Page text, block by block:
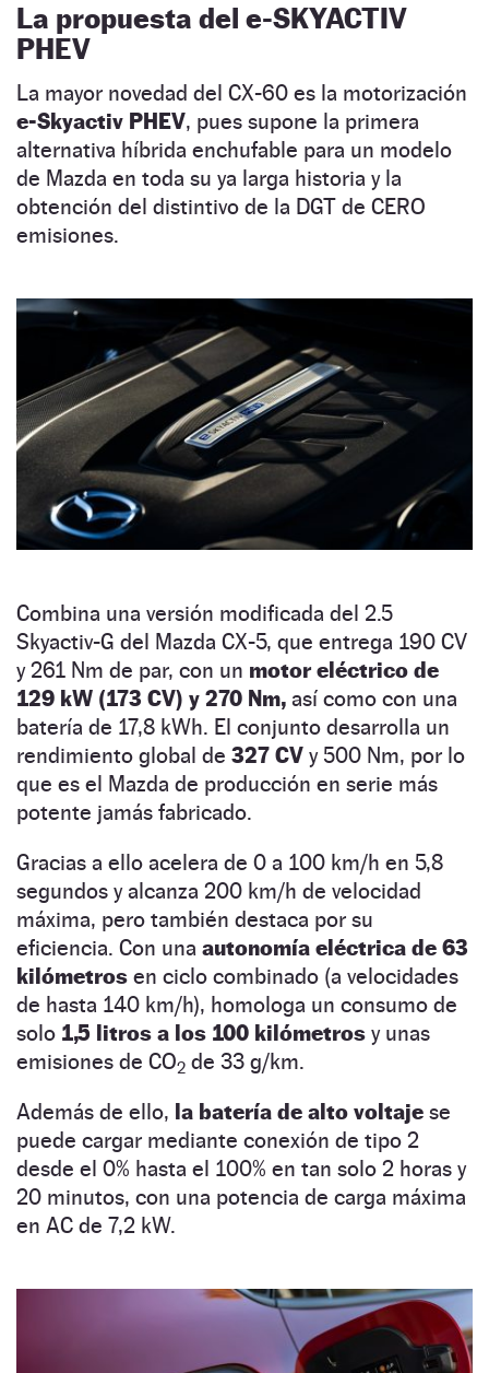
La propuesta del e-SKYACTIV
PHEV
La mayor novedad del CX-60 es la motorización
e-Skyactiv PHEV, pues supone la primera
alternativa híbrida enchufable para un modelo
de Mazda en toda su ya larga historia y la
obtención del distintivo de la DGT de CERO
emisiones.
Combina una versión modificada del 2.5
Skyactiv-G del Mazda CX-5, que entrega 190 CV
y 261 Nm de par, con un motor eléctrico de
129 kW (173 CV) y 270 Nm, así como con una
batería de 17,8 kWh. El conjunto desarrolla un
rendimiento global de 327 CV y 500 Nm, por lo
que es el Mazda de producción en serie más
potente jamás fabricado.
Gracias a ello acelera de 0 a 100 km/h en 5,8
segundos y alcanza 200 km/h de velocidad
máxima, pero también destaca por su
eficiencia. Con una autonomía eléctrica de 63
kilómetros en ciclo combinado (a velocidades
de hasta 140 km/h), homologa un consumo de
solo 1,5 litros a los 100 kilómetros y unas
emisiones de CO2 de 33 g/km.
Además de ello, la batería de alto voltaje se
puede cargar mediante conexión de tipo 2
desde el 0% hasta el 100% en tan solo 2 horas y
20 minutos, con una potencia de carga máxima
en AC de 7,2 kW.